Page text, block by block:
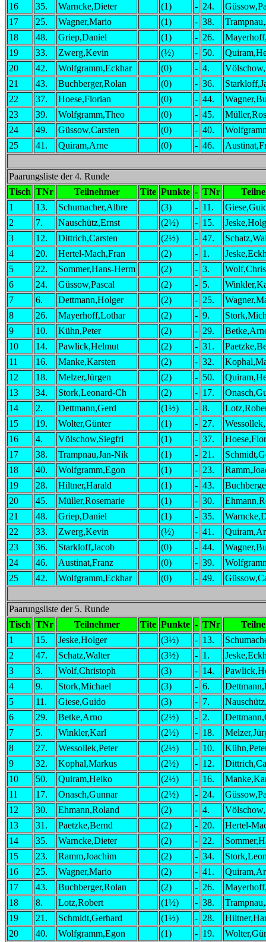
16
35. Warncke,Dieter (1) - 24.
17
25. Wagner,Mario (1) - 38.
18
48. Griep,Daniel (1) - 26.
19
33. Zwerg,Kevin (½) - 50.
20
42. Wolfgramm,Eckhar (0) - 4.
21
43. Buchberger,Rolan (0) - 36.
22
37. Hoese,Florian (0) - 44.
23
39. Wolfgramm,Theo (0) - 45.
24
49. Güssow,Carsten (0) - 40.
25
41. Quiram,Arne (0) - 46.
Paarungsliste der 4. Runde
Tisch TNr Teilnehmer Tite Punkte - TNr
1
13. Schumacher,Albre (3) - 11.
2
7. Nauschütz,Ernst (2½) - 15.
3
12. Dittrich,Carsten (2½) - 47.
4
20. Hertel-Mach,Fran (2) - 1.
5
22. Sommer,Hans-Herm (2) - 3.
6
24. Güssow,Pascal (2) - 5.
7
6. Dettmann,Holger (2) - 25.
8
26. Mayerhoff,Lothar (2) - 9.
9
10. Kühn,Peter (2) - 29.
10
14. Pawlick,Helmut (2) - 31.
11
16. Manke,Karsten (2) - 32.
12
18. Melzer,Jürgen (2) - 50.
13
34. Stork,Leonard-Ch (2) - 17.
14
2. Dettmann,Gerd (1½) - 8.
15
19. Wolter,Günter (1) - 27.
16
4. Völschow,Siegfri (1) - 37.
17
38. Trampnau,Jan-Nik (1) - 21.
18
40. Wolfgramm,Egon (1) - 23.
19
28. Hiltner,Harald (1) - 43.
20
45. Müller,Rosemarie (1) - 30.
21
48. Griep,Daniel (1) - 35.
22
33. Zwerg,Kevin (½) - 41.
23
36. Starkloff,Jacob (0) - 44.
24
46. Austinat,Franz (0) - 39.
25
42. Wolfgramm,Eckhar (0) - 49.
Paarungsliste der 5. Runde
Tisch TNr Teilnehmer Tite Punkte - TNr
1
15. Jeske,Holger (3½) - 13.
2
47. Schatz,Walter (3½) - 1.
3
3. Wolf,Christoph (3) - 14.
4
9. Stork,Michael (3) - 6.
5
11. Giese,Guido (3) - 7.
6
29. Betke,Arno (2½) - 2.
7
5. Winkler,Karl (2½) - 18.
8
27. Wessollek,Peter (2½) - 10.
9
32. Kophal,Markus (2½) - 12.
10
50. Quiram,Heiko (2½) - 16.
11
17. Onasch,Gunnar (2½) - 24.
12
30. Ehmann,Roland (2) - 4.
13
31. Paetzke,Bernd (2) - 20.
Hertel-
14
35. Warncke,Dieter (2) - 22.
15
23. Ramm,Joachim (2) - 34.
16
25. Wagner,Mario (2) - 41.
17
43. Buchberger,Rolan (2) - 26.
18
8. Lotz,Robert (1½) - 38.
19
21. Schmidt,Gerhard (1½) - 28.
20
40. Wolfgramm,Egon (1) - 19.